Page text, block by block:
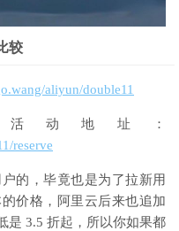
较
aliyun/double11
活动地址
：
reserve
的，毕竟也是为了拉新用
价格，阿里云后来也追加
是 3.5 折起，所以你如果都